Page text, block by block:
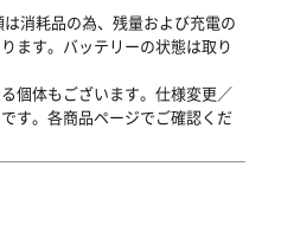
消耗品の為、残量および充電の
ます。バッテリーの状態は取り
個体もございます。仕様変更／
す。各商品ページでご確認くだ